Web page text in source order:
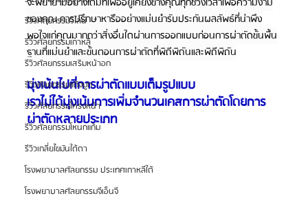
รีวิวศัลยกรรมวีไลน์
รีวิวศัลยกรรมเกาหลี
รีวิวศัลยกรรมเสริมหน้าอก
รีวิวศัลยกรรมแก้จมูก
รีวิวศัลยกรรมโครงหน้า
รีวิวศัลยกรรมโหนกแก้ม
รีวิวเกลี่ยไขมันใต้ตา
โรงพยาบาลศัลยกรรม ประเทศเกาหลีใต้
โรงพยาบาลศัลยกรรมจีเอ็นจี
ของคุณ การปรึกษาหารืออย่างแม่นยำรับประกันผลลัพธ์ที่น่าพึง
พอใจแก่คุณมากกว่าสิ่งอื่นใดผ่านการออกแบบก่อนการผ่าตัดขั้นพื้น
ฐานที่แม่นยำและขั้นตอนการผ่าตัดที่พิถีพิถันและพิถีพิถัน
มุ่งเน้นไปที่การผ่าตัดแบบเต็มรูปแบบ
เราไม่ได้มุ่งเน้นการเพิ่มจำนวนเคสการผ่าตัดโดยการ
ผ่าตัดหลายประเภท